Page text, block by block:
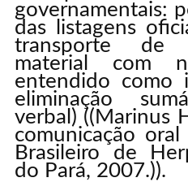
governamentais:
das listagens
transporte de
material com
entendido como
eliminação
verbal) ((Marinus
comunicação
Brasileiro de
do Pará, 2007.)).